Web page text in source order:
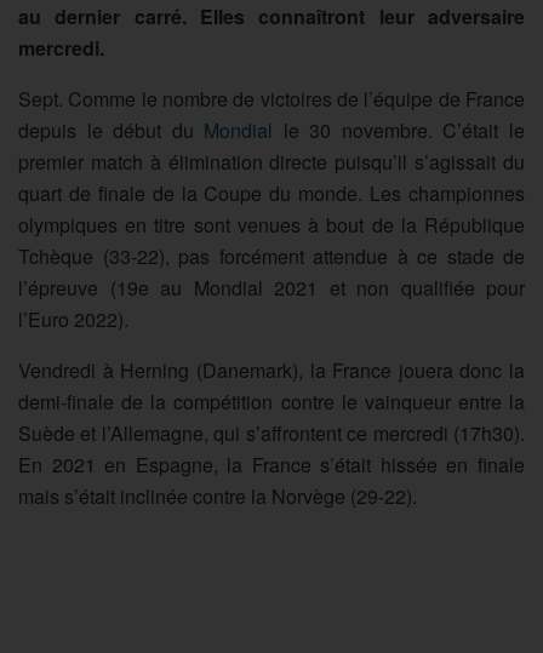
au dernier carré. Elles connaîtront leur adversaire
mercredi.
Sept. Comme le nombre de victoires de l’équipe de France
depuis le début du Mondial le 30 novembre. C’était le
premier match à élimination directe puisqu’il s’agissait du
quart de finale de la Coupe du monde. Les championnes
olympiques en titre sont venues à bout de la République
Tchèque (33-22), pas forcément attendue à ce stade de
l’épreuve (19e au Mondial 2021 et non qualifiée pour
l’Euro 2022).
Vendredi à Herning (Danemark), la France jouera donc la
demi-finale de la compétition contre le vainqueur entre la
Suède et l’Allemagne, qui s’affrontent ce mercredi (17h30).
En 2021 en Espagne, la France s’était hissée en finale
mais s’était inclinée contre la Norvège (29-22).